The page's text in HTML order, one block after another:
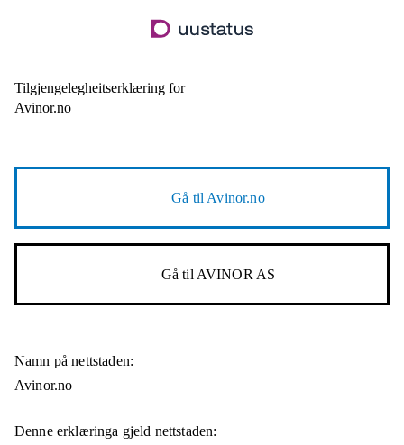
til
Tilgjengelegheitserklæring for
Avinor.no
Gå tilAvinor.no
Gå tilAVINOR AS
Namn på nettstaden:
Avinor.no
Denne erklæringa gjeld nettstaden: